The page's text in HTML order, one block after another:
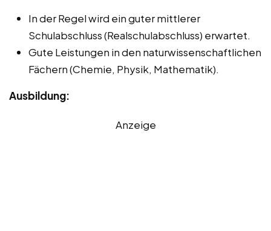
In der Regel wird ein guter mittlerer
Schulabschluss (Realschulabschluss) erwartet.
Gute Leistungen in den naturwissenschaftlichen
Fächern (Chemie, Physik, Mathematik).
Ausbildung:
Anzeige